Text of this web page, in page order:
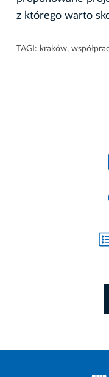
z którego warto
TAGI: kraków,